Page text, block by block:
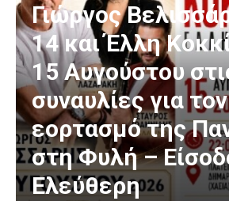
Γιώργος
14 και Έλλη
15 Αυγούστου
συναυλίες για τον
εορτασμό της
στη Φυλή –
Ελεύθερη